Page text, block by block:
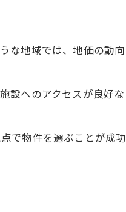
な地域では、地価の動向
設へのアクセスが良好な
で物件を選ぶことが成功